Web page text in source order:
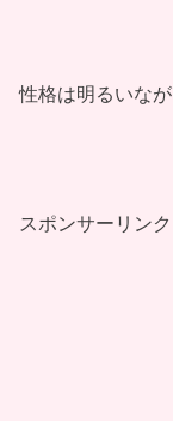
性格は明るいな
スポンサーリンク